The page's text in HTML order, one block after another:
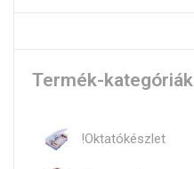
Termék-kategóriák
!Oktatókészlet